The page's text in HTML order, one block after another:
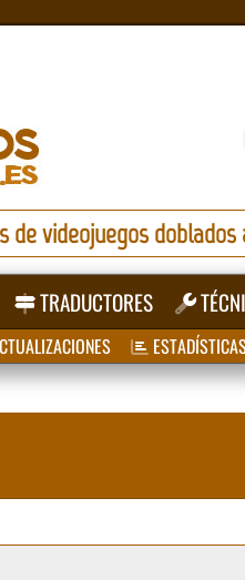
de videojuegos
TRADUCTORES